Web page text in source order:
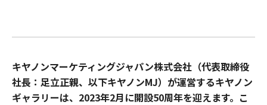
キヤノンマーケティングジャパン株式会社（代表取締役
社長：足立正親、以下キヤノンMJ）が運営するキヤノン
ギャラリーは、2023年2月に開設50周年を迎えます。こ